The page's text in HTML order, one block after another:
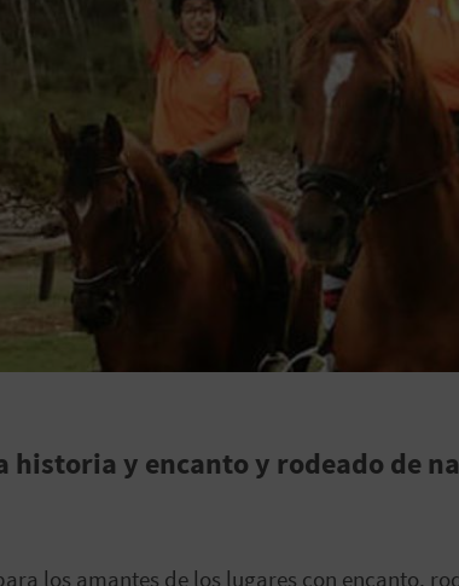
y encanto y rodeado de
los amantes de los lugares con encanto,